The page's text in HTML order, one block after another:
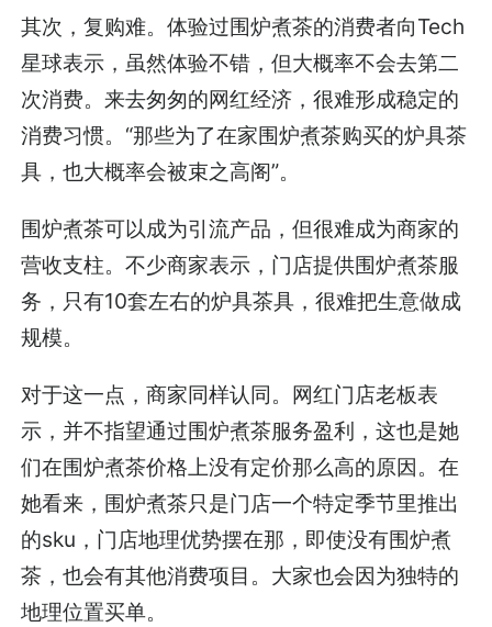
其次，复购难。体验过围炉煮茶的消费者向Tech
星球表示，虽然体验不错，但大概率不会去第二
次消费。来去匆匆的网红经济，很难形成稳定的
消费习惯。“那些为了在家围炉煮茶购买的炉具茶
具，也大概率会被束之高阁”。
围炉煮茶可以成为引流产品，但很难成为商家的
营收支柱。不少商家表示，门店提供围炉煮茶服
务，只有10套左右的炉具茶具，很难把生意做成
规模。
对于这一点，商家同样认同。网红门店老板表
示，并不指望通过围炉煮茶服务盈利，这也是她
们在围炉煮茶价格上没有定价那么高的原因。在
她看来，围炉煮茶只是门店一个特定季节里推出
的sku，门店地理优势摆在那，即使没有围炉煮
茶，也会有其他消费项目。大家也会因为独特的
地理位置买单。